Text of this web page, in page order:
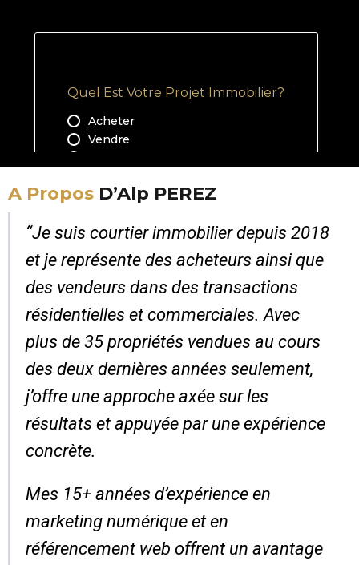
A Propos D’Alp PEREZ
“Je suis courtier immobilier depuis 2018
et je représente des acheteurs ainsi que
des vendeurs dans des transactions
résidentielles et commerciales. Avec
plus de 35 propriétés vendues au cours
des deux dernières années seulement,
j’offre une approche axée sur les
résultats et appuyée par une expérience
concrète.
Mes 15+ années d’expérience en
marketing numérique et en
référencement web offrent un avantage